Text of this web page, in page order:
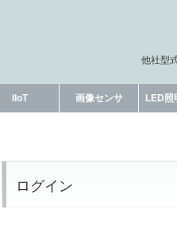
他社型
IIoT 画像センサ LED照
ログイン